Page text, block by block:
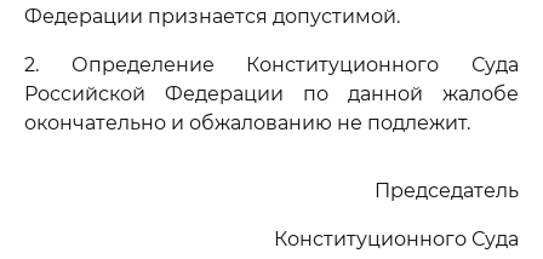
Федерации признается допустимой.
2. Определение Конституционного Суда
Российской Федерации по данной жалобе
окончательно и обжалованию не подлежит.
Председатель
Конституционного Суда